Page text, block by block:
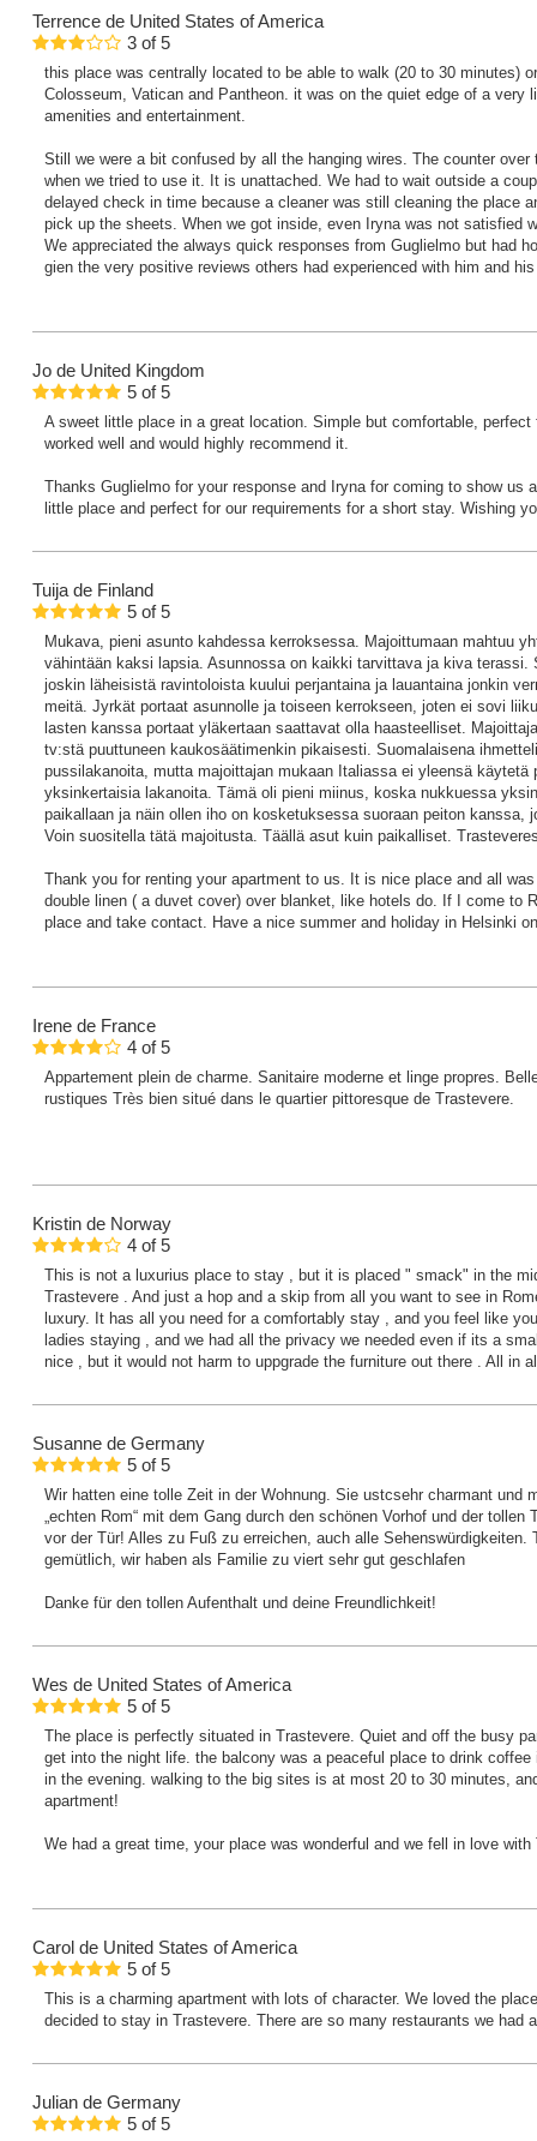
Terrence de United States of America
3 of5
this place was centrally located to be able to walk (20 to 30 minutes)
Colosseum, Vatican and Pantheon. it was on the quiet edge of a very
amenities and entertainment.
Still we were a bit confused by all the hanging wires. The counter over
when we tried to use it. It is unattached. We had to wait outside a
delayed check in time because a cleaner was still cleaning the place
pick up the sheets. When we got inside, even Iryna was not satisfied
We appreciated the always quick responses from Guglielmo but had
gien the very positive reviews others had experienced with him and
Jo de United Kingdom
5 of5
A sweet little place in a great location. Simple but comfortable,
worked well and would highly recommend it.
Thanks Guglielmo for your response and Iryna for coming to show us
little place and perfect for our requirements for a short stay. Wishing
Tuija de Finland
5 of5
Mukava, pieni asunto kahdessa kerroksessa. Majoittumaan mahtuu
vähintään kaksi lapsia. Asunnossa on kaikki tarvittava ja kiva terassi.
joskin läheisistä ravintoloista kuului perjantaina ja lauantaina jonkin
meitä. Jyrkät portaat asunnolle ja toiseen kerrokseen, joten ei sovi
lasten kanssa portaat yläkertaan saattavat olla haasteelliset.
tv:stä puuttuneen kaukosäätimenkin pikaisesti. Suomalaisena
pussilakanoita, mutta majoittajan mukaan Italiassa ei yleensä käytetä
yksinkertaisia lakanoita. Tämä oli pieni miinus, koska nukkuessa
paikallaan ja näin ollen iho on kosketuksessa suoraan peiton kanssa,
Voin suositella tätä majoitusta. Täällä asut kuin paikalliset.
Thank you for renting your apartment to us. It is nice place and all
double linen ( a duvet cover) over blanket, like hotels do. If I come to
place and take contact. Have a nice summer and holiday in Helsinki
Irene de France
4 of5
Appartement plein de charme. Sanitaire moderne et linge propres.
rustiques Très bien situé dans le quartier pittoresque de Trastevere.
Kristin de Norway
4 of5
This is not a luxurius place to stay , but it is placed " smack" in the
Trastevere . And just a hop and a skip from all you want to see in
luxury. It has all you need for a comfortably stay , and you feel like
ladies staying , and we had all the privacy we needed even if its a
nice , but it would not harm to uppgrade the furniture out there . All in
Susanne de Germany
5 of5
Wir hatten eine tolle Zeit in der Wohnung. Sie ustcsehr charmant und
„echten Rom“ mit dem Gang durch den schönen Vorhof und der tollen
vor der Tür! Alles zu Fuß zu erreichen, auch alle Sehenswürdigkeiten.
gemütlich, wir haben als Familie zu viert sehr gut geschlafen
Danke für den tollen Aufenthalt und deine Freundlichkeit!
Wes de United States of America
5 of5
The place is perfectly situated in Trastevere. Quiet and off the busy
get into the night life. the balcony was a peaceful place to drink
in the evening. walking to the big sites is at most 20 to 30 minutes,
apartment!
We had a great time, your place was wonderful and we fell in love
Carol de United States of America
5 of5
This is a charming apartment with lots of character. We loved the
decided to stay in Trastevere. There are so many restaurants we had
Julian de Germany
5 of5